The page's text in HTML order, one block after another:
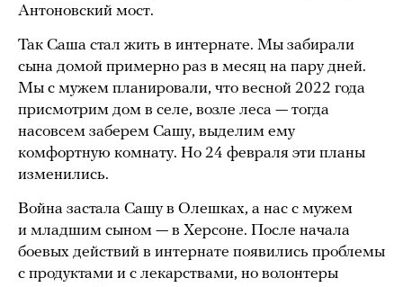
Антоновский мост.
Так Саша стал жить в интернате. Мы забирали
сына домой примерно раз в месяц на пару дней.
Мы с мужем планировали, что весной 2022 года
присмотрим дом в селе, возле леса — тогда
насовсем заберем Сашу, выделим ему
комфортную комнату. Но 24 февраля эти планы
изменились.
Война застала Сашу в Олешках, а нас с мужем
и младшим сыном — в Херсоне. После начала
боевых действий в интернате появились проблемы
с продуктами и с лекарствами, но волонтеры